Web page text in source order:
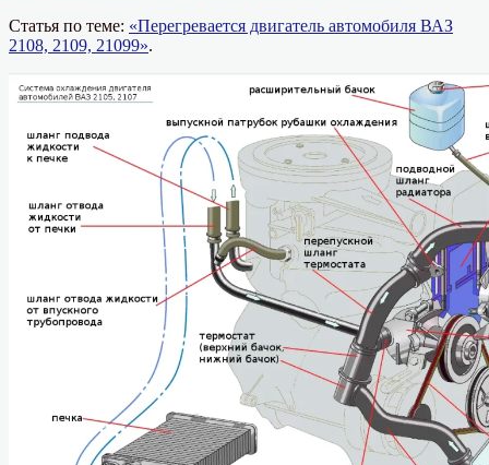
Статья по теме: «Перегревается двигатель автомобиля ВАЗ
2108, 2109, 21099».